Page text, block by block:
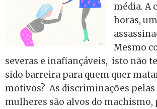
média. A
horas,
Mesmo
severas e inafiançáveis, isto não
sido barreira para quem quer
motivos? As discriminações pelas
mulheres são alvos do machismo,